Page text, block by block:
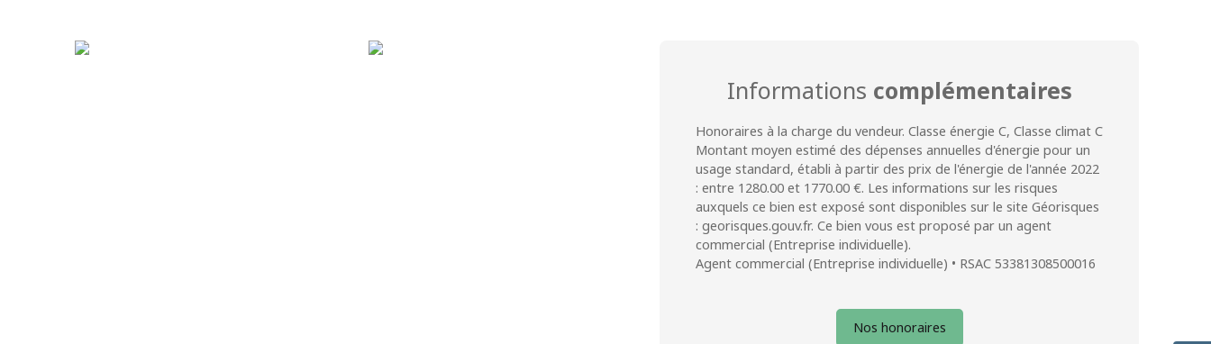
Informations complémentaires
Honoraires à la charge du vendeur. Classe énergie C, Classe climat C
Montant moyen estimé des dépenses annuelles d'énergie pour un
usage standard, établi à partir des prix de l'énergie de l'année 2022
: entre 1280.00 et 1770.00 €. Les informations sur les risques
auxquels ce bien est exposé sont disponibles sur le site Géorisques
: georisques.gouv.fr. Ce bien vous est proposé par un agent
commercial (Entreprise individuelle).
Agent commercial (Entreprise individuelle) • RSAC 53381308500016
Nos honoraires